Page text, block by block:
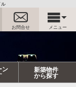
お問合せ メニュー
ン 新築物件
から探す